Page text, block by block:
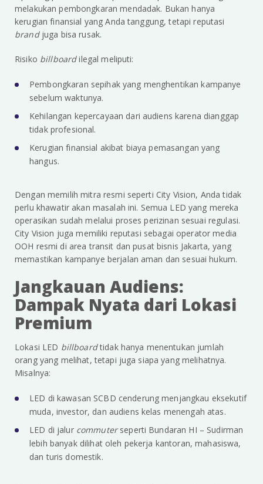
melakukan pembongkaran mendadak. Bukan hanya
kerugian finansial yang Anda tanggung, tetapi reputasi
brand juga bisa rusak.
Risiko billboardilegal meliputi:
Pembongkaran sepihak yang menghentikan kampanye
sebelum waktunya.
Kehilangan kepercayaan dari audiens karena dianggap
tidak profesional.
Kerugian finansial akibat biaya pemasangan yang
hangus.
Dengan memilih mitra resmi seperti City Vision, Anda tidak
perlu khawatir akan masalah ini. Semua LED yang mereka
operasikan sudah melalui proses perizinan sesuai regulasi.
City Vision juga memiliki reputasi sebagai operator media
OOH resmi di area transit dan pusat bisnis Jakarta, yang
memastikan kampanye berjalan aman dan sesuai hukum.
Jangkauan Audiens:
Dampak Nyata dari Lokasi
Premium
Lokasi LED billboardtidak hanya menentukan jumlah
orang yang melihat, tetapi juga siapa yang melihatnya.
Misalnya:
LED di kawasan SCBD cenderung menjangkau eksekutif
muda, investor, dan audiens kelas menengah atas.
LED di jalur commuterseperti Bundaran HI – Sudirman
lebih banyak dilihat oleh pekerja kantoran, mahasiswa,
dan turis domestik.